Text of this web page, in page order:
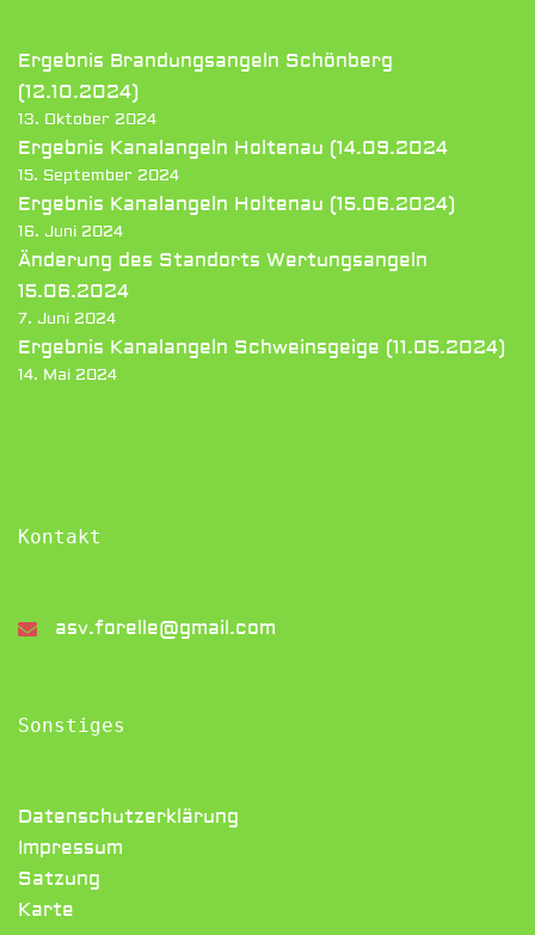
Ergebnis Brandungsangeln Schönberg
(12.10.2024)
13. Oktober 2024
Ergebnis Kanalangeln Holtenau (14.09.2024
15. September 2024
Ergebnis Kanalangeln Holtenau (15.06.2024)
16. Juni 2024
Änderung des Standorts Wertungsangeln
15.06.2024
7. Juni 2024
Ergebnis Kanalangeln Schweinsgeige (11.05.2024)
14. Mai 2024
Kontakt
asv.forelle@gmail.com
Sonstiges
Datenschutzerklärung
Impressum
Satzung
Karte